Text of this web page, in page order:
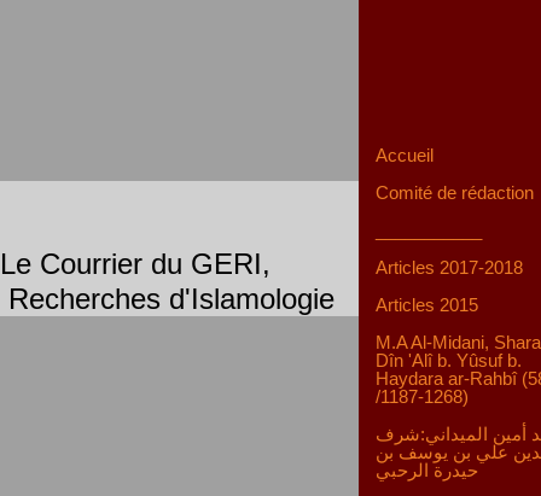
Le Courrier du GERI,
Recherches d'Islamologie
Accueil
Comité de rédaction
Articles 2017-2018
Articles 2015
M.A Al-Midani,
Dîn 'Alî b. Yûsuf b.
Haydara ar-Rahbî
/1187-1268)
أمين الميداني:شرف
علي بن يوسف بن
حيدرة الرحبي